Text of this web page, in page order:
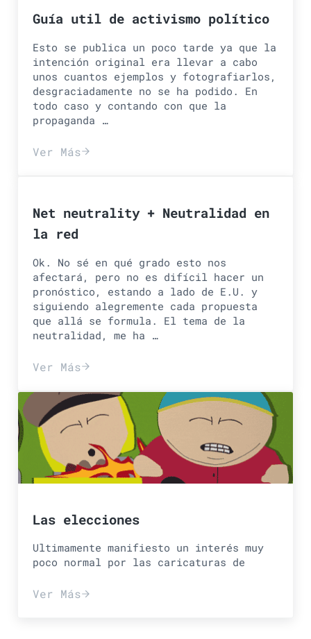
Guía util de activismo político
Esto se publica un poco tarde ya que la
intención original era llevar a cabo
unos cuantos ejemplos y fotografiarlos,
desgraciadamente no se ha podido. En
todo caso y contando con que la
propaganda …
Ver MásGuía util de activismo político
Net neutrality + Neutralidad en
la red
Ok. No sé en qué grado esto nos
afectará, pero no es difícil hacer un
pronóstico, estando a lado de E.U. y
siguiendo alegremente cada propuesta
que allá se formula. El tema de la
neutralidad, me ha …
Ver MásNet neutrality + Neutralidad en la
Las elecciones
Ultimamente manifiesto un interés muy
poco normal por las caricaturas de
Ver MásLas elecciones